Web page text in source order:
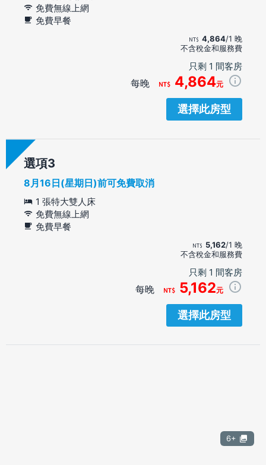
免費無線上網
免費早餐
4,864/1 晚
不含稅金和服務費
只剩 1 間客房
每晚 4,864元
選擇此房型
選項
8月16日(星期日)前可免費取消
1 張特大雙人床
免費無線上網
免費早餐
5,162/1 晚
不含稅金和服務費
只剩 1 間客房
每晚 5,162元
選擇此房型
6+